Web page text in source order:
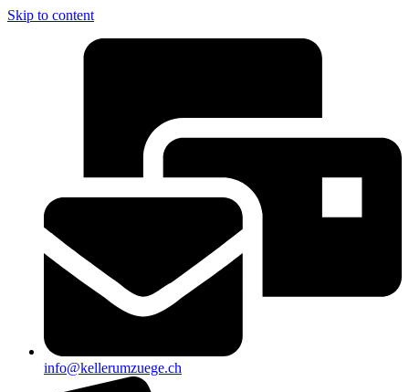
Skip to content
info@kellerumzuege.ch